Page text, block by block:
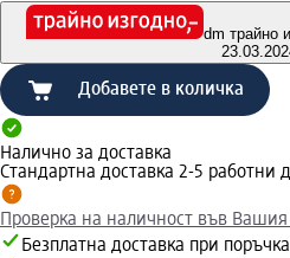
dm трайно
Добавете в количка
Налично за доставка
Стандартна доставка 2-5 работни
Проверка на наличност във
Безплатна доставка при